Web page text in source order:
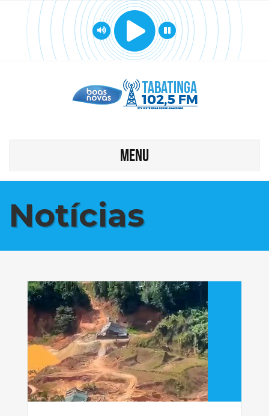
MENU
Notícias